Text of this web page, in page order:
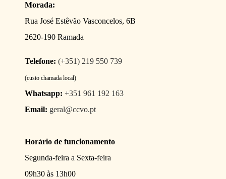
Morada:
Rua José Estêvão Vasconcelos, 6B
2620-190 Ramada
Telefone: (+351) 219 550 739
(custo chamada local)
Whatsapp: +351 961 192 163
Email: geral@ccvo.pt
Horário de funcionamento
Segunda-feira a Sexta-feira
09h30 às 13h00